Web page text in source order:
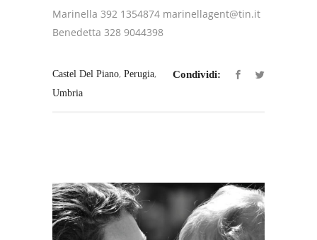
Marinella 392 1354874 marinellagent@tin.it
Benedetta 328 9044398
Castel Del Piano, Perugia,
Umbria
Condividi: